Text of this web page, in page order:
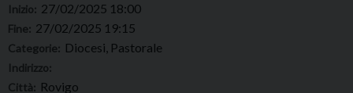
Inizio: 27/02/2025 18:00
Fine: 27/02/2025 19:15
Categorie: Diocesi, Pastorale
Indirizzo:
Città: Rovigo